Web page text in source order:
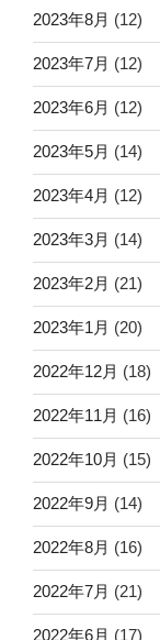
2023年8月 (12)
2023年7月 (12)
2023年6月 (12)
2023年5月 (14)
2023年4月 (12)
2023年3月 (14)
2023年2月 (21)
2023年1月 (20)
2022年12月 (18)
2022年11月 (16)
2022年10月 (15)
2022年9月 (14)
2022年8月 (16)
2022年7月 (21)
2022年6月 (17)